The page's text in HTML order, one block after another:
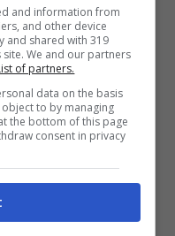
è litigarello…
Discutere è più
di
motivo più che
and information from
and other device
and shared with 319
We and our partners
of partners.
data on the basis
to by managing
the bottom of this page
consent in privacy